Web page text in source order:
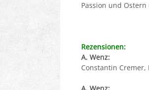
Passion und
Rezensionen:
A. Wenz:
Constantin